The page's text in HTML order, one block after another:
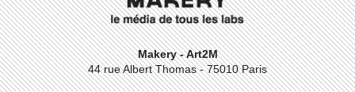
Makery - Art2M
44 rue Albert Thomas - 75010 Paris